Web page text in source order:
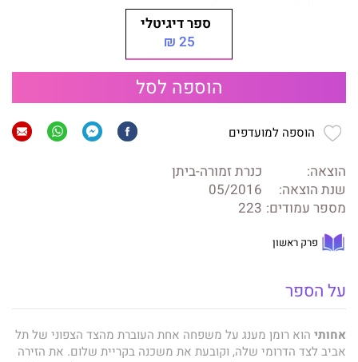
ספר דיגיטלי
25 ₪
הוספה לסל
הוספה למועדפים
הוצאה:
כנרת זמורה-ביתן
שנת הוצאה:
05/2016
מספר עמודים: 223
פרק ראשון
על הספר
אחותי הוא רומן מענג על משפחה אחת העוברת מהצד הצפוני של תל
אביב לצד הדרומי שלה, וקובעת את משכנה בקריית שלום. את הזירה